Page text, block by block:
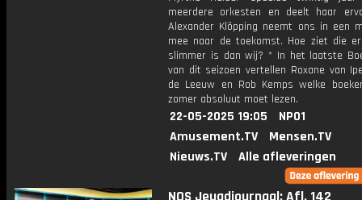
meerdere orkesten en deelt haar
Alexander Klöpping neemt ons in een
mee naar de toekomst. Hoe ziet die
slimmer is dan wij? * In het laatste
van dit seizoen vertellen Roxane van
de Leeuw en Rob Kemps welke
zomer absoluut moet lezen.
22-05-2025 19:05
NPO1
Amusement.TV
Mensen.TV
Nieuws.TV
Alle afleveringen